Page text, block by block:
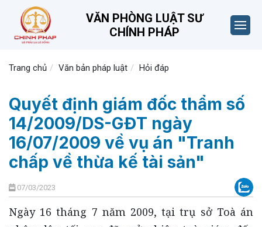
VĂN PHÒNG LUẬT SƯ
CHÍNH PHÁP
Trang chủ Văn bản pháp luật Hỏi đáp
Quyết định giám đốc thẩm số
14/2009/DS-GĐT ngày
16/07/2009 về vụ án "Tranh
chấp về thừa kế tài sản"
07/03/2023
Ngày 16 tháng 7 năm 2009, tại trụ sở Toà án